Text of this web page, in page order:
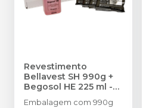
Revestimento
Bellavest SH 990g +
Begosol HE 225 ml -
BEGO
Embalagem com 990g